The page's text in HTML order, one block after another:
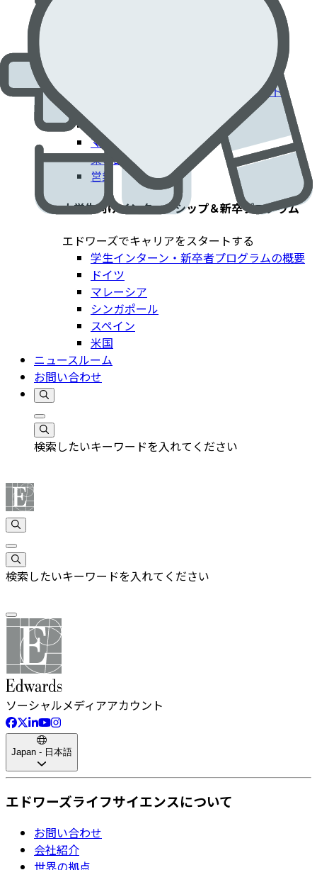
患者さんに貢献するエドワーズでのキャリア​
フィールドクリニカルスペシャリスト
製造工場
マーケティング
薬事部門
営業
大学生向けインターンシップ＆新卒プログラム
エドワーズでキャリアをスタートする
学生インターン・新卒者プログラムの概要
ドイツ
マレーシア
シンガポール
スペイン
米国
ニュースルーム
お問い合わせ
検索したいキーワードを入れてください
検索したいキーワードを入れてください
ソーシャルメディアアカウント
Japan - 日本語
エドワーズライフサイエンスについて
お問い合わせ
会社紹介
世界の拠点